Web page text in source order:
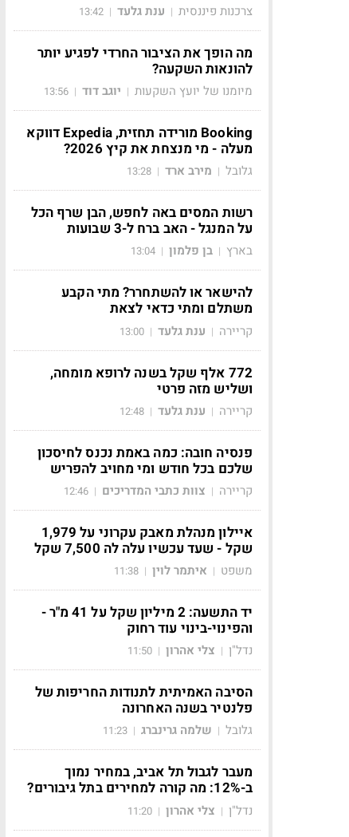
צרכנות פיננסית | ענת גלעד |
13:42
מה הופך את הציבור החרדי לפגיע יותר
להונאות השקעה?
מיומנו של יועץ השקעות | יוגב דוד |
13:56
Booking מורידה תחזית, Expedia דווקא
מעלה - מי מנצחת את קיץ 2026?
גלובל | מירב ארד |
13:28
רשות המסים באה לחפש, הבן שרף הכל
על המנגל - האב ברח ל-3 שבועות
בארץ | בן פלמון |
13:04
להישאר או להשתחרר? מתי הקבע
משתלם ומתי כדאי לצאת
קריירה | ענת גלעד |
13:00
772 אלף שקל בשנה לרופא מומחה,
ושליש מזה פרטי
קריירה | ענת גלעד |
12:48
פנסיה חובה: כמה באמת נכנס לחיסכון
שלכם בכל חודש ומי מחויב להפריש
קריירה | צוות כתבי המדריכים |
12:46
איילון מנהלת מאבק עקרוני על 1,979
שקל - שעד עכשיו עלה לה 7,500 שקל
משפט | איתמר לוין |
11:38
יד התשעה: 2 מיליון שקל על 41 מ"ר -
והפינוי-בינוי עוד רחוק
נדל"ן | צלי אהרון |
11:50
הסיבה האמיתית לתנודות החריפות של
פלנטיר בשנה האחרונה
גלובל | שלמה גרינברג |
11:23
מעבר לגבול תל אביב, במחיר נמוך
ב-12%: מה קורה למחירים בתל גיבורים?
נדל"ן | צלי אהרון |
11:20